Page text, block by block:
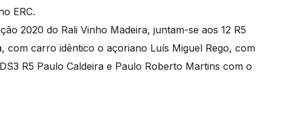
ERC.
2020 do Rali Vinho Madeira, juntam-se aos 12 R5
com carro idêntico o açoriano Luís Miguel Rego, com
R5 Paulo Caldeira e Paulo Roberto Martins com o